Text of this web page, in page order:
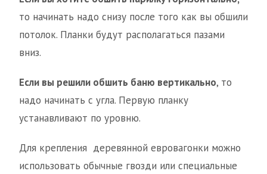
то начинать надо снизу после того как вы обшили
потолок. Планки будут располагаться пазами
вниз.
Если вы решили обшить баню вертикально, то
надо начинать с угла. Первую планку
устанавливают по уровню.
Для крепления деревянной евровагонки можно
использовать обычные гвозди или специальные